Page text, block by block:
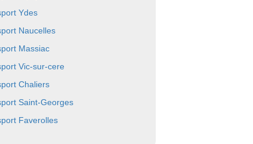
Ydes
Naucelles
Massiac
Vic-sur-cere
Chaliers
Saint-Georges
Faverolles